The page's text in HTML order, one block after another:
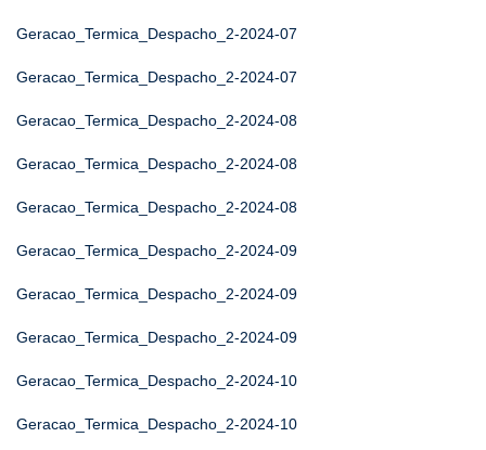
Geracao_Termica_Despacho_2-2024-07
Geracao_Termica_Despacho_2-2024-07
Geracao_Termica_Despacho_2-2024-08
Geracao_Termica_Despacho_2-2024-08
Geracao_Termica_Despacho_2-2024-08
Geracao_Termica_Despacho_2-2024-09
Geracao_Termica_Despacho_2-2024-09
Geracao_Termica_Despacho_2-2024-09
Geracao_Termica_Despacho_2-2024-10
Geracao_Termica_Despacho_2-2024-10